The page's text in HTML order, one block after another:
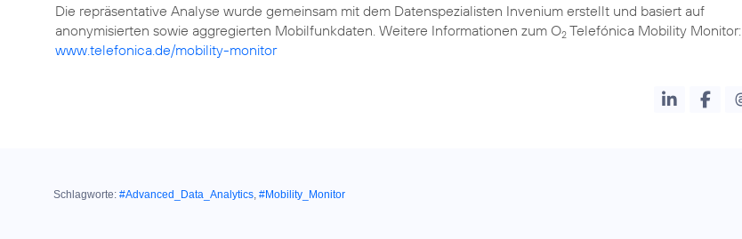
Die repräsentative Analyse wurde gemeinsam mit dem Datenspezialisten Invenium erstellt und basiert auf
anonymisierten sowie aggregierten Mobilfunkdaten. Weitere Informationen zum O2 Telefónica Mobility Monitor:
www.telefonica.de/mobility-monitor
Schlagworte: #Advanced_Data_Analytics #Mobility_Monitor